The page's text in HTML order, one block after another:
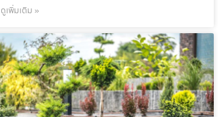
ดูเพิ่มเติม »